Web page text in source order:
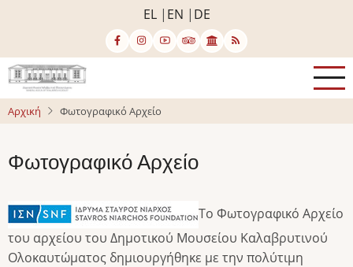
κυρίως
περιεχόμενο
EL EN DE
Αρχική Φωτογραφικό Αρχείο
Φωτογραφικό Αρχείο
Το Φωτογραφικό Αρχείο
του αρχείου του Δημοτικού Μουσείου Καλαβρυτινού
Ολοκαυτώματος δημιουργήθηκε με την πολύτιμη